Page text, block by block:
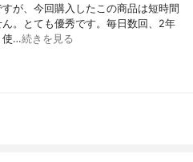
が、今回購入したこの商品は短時間
。とても優秀です。毎日数回、2年
使…続きを見る